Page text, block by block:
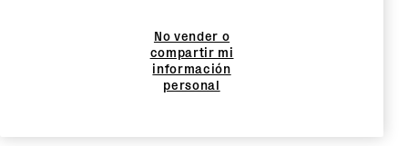
No vender o
compartir mi
información
personal